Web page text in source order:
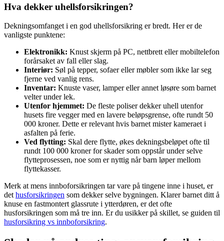
Hva dekker uhellsforsikringen?
Dekningsomfanget i en god uhellsforsikring er bredt. Her er de
vanligste punktene:
Elektronikk: Knust skjerm på PC, nettbrett eller mobiltelefon
forårsaket av fall eller slag.
Interiør: Søl på tepper, sofaer eller møbler som ikke lar seg
fjerne ved vanlig rens.
Inventar: Knuste vaser, lamper eller annet løsøre som barnet
velter under lek.
Utenfor hjemmet: De fleste poliser dekker uhell utenfor
husets fire vegger med en lavere beløpsgrense, ofte rundt 50
000 kroner. Dette er relevant hvis barnet mister kameraet i
asfalten på ferie.
Ved flytting: Skal dere flytte, økes dekningsbeløpet ofte til
rundt 100 000 kroner for skader som oppstår under selve
flytteprosessen, noe som er nyttig når barn løper mellom
flyttekasser.
Merk at mens innboforsikringen tar vare på tingene inne i huset, er
det husforsikringen som dekker selve bygningen. Klarer barnet ditt å
knuse en fastmontert glassrute i ytterdøren, er det ofte
husforsikringen som må tre inn. Er du usikker på skillet, se guiden til
husforsikring vs innboforsikring.